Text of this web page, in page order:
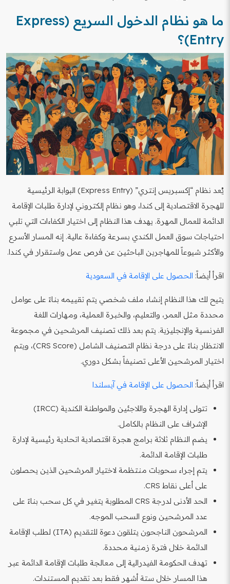
ما هو نظام الدخول السريع (Express
Entry)؟
يُعد نظام “إكسبريس إنتري” (Express Entry) البوابة الرئيسية
للهجرة الاقتصادية إلى كندا، وهو نظام إلكتروني لإدارة طلبات الإقامة
الدائمة للعمال المهرة. يهدف هذا النظام إلى اختيار الكفاءات التي تلبي
احتياجات سوق العمل الكندي بسرعة وكفاءة عالية. إنه المسار الأسرع
والأكثر شيوعاً للمهاجرين الباحثين عن فرص عمل واستقرار في كندا.
اقرأ أيضاً: الحصول على الإقامة في السعودية
يتيح لك هذا النظام إنشاء ملف شخصي يتم تقييمه بناءً على عوامل
محددة مثل العمر، والتعليم، والخبرة العملية، ومهارات اللغة
الفرنسية والإنجليزية. يتم بعد ذلك تصنيف المرشحين في مجموعة
الانتظار بناءً على درجة نظام التصنيف الشامل (CRS Score)، ويتم
اختيار المرشحين الأعلى تصنيفاً بشكل دوري.
اقرأ أيضاً: الحصول على الإقامة في آيسلندا
تتولى إدارة الهجرة واللاجئين والمواطنة الكندية (IRCC)
الإشراف على النظام بالكامل.
يضم النظام ثلاثة برامج هجرة اقتصادية اتحادية رئيسية لإدارة
طلبات الإقامة الدائمة.
يتم إجراء سحوبات منتظمة لاختيار المرشحين الذين يحصلون
على أعلى نقاط CRS.
الحد الأدنى لدرجة CRS المطلوبة يتغير في كل سحب بناءً على
عدد المرشحين ونوع السحب الموجه.
المرشحون الناجحون يتلقون دعوة للتقديم (ITA) لطلب الإقامة
الدائمة خلال فترة زمنية محددة.
تهدف الحكومة الفيدرالية إلى معالجة طلبات الإقامة الدائمة عبر
هذا المسار خلال ستة أشهر فقط بعد تقديم المستندات.